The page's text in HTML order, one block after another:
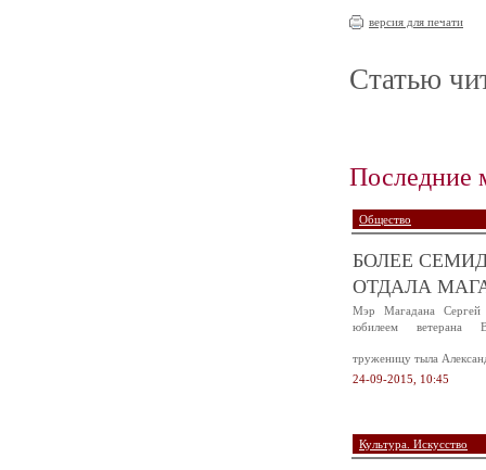
версия для печати
Статью
Последние
Общество
БОЛЕЕ
ОТДАЛА
Мэр Магадана Сергей
юбилеем ветерана
труженицу тыла
24-09-2015, 10:45
Культура. Искусство